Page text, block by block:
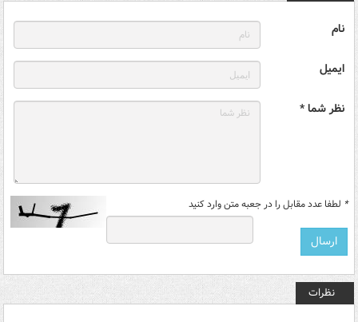
نام
ایمیل
نظر شما *
* لطفا عدد مقابل را در جعبه متن وارد کنید
نظرات